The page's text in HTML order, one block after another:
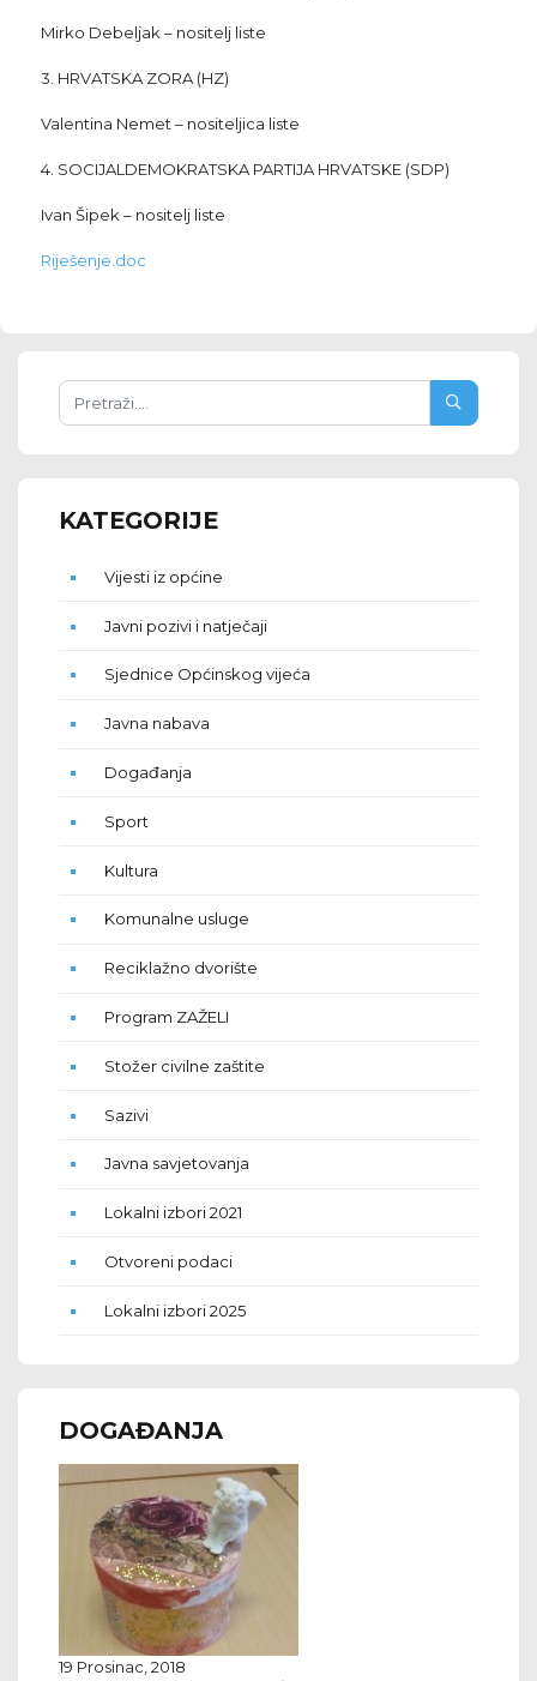
Mirko Debeljak – nositelj liste
3. HRVATSKA ZORA (HZ)
Valentina Nemet – nositeljica liste
4. SOCIJALDEMOKRATSKA PARTIJA HRVATSKE (SDP)
Ivan Šipek – nositelj liste
Riješenje.doc
KATEGORIJE
Vijesti iz općine
Javni pozivi i natječaji
Sjednice Općinskog vijeća
Javna nabava
Događanja
Sport
Kultura
Komunalne usluge
Reciklažno dvorište
Program ZAŽELI
Stožer civilne zaštite
Sazivi
Javna savjetovanja
Lokalni izbori 2021
Otvoreni podaci
Lokalni izbori 2025
DOGAĐANJA
19 Prosinac, 2018